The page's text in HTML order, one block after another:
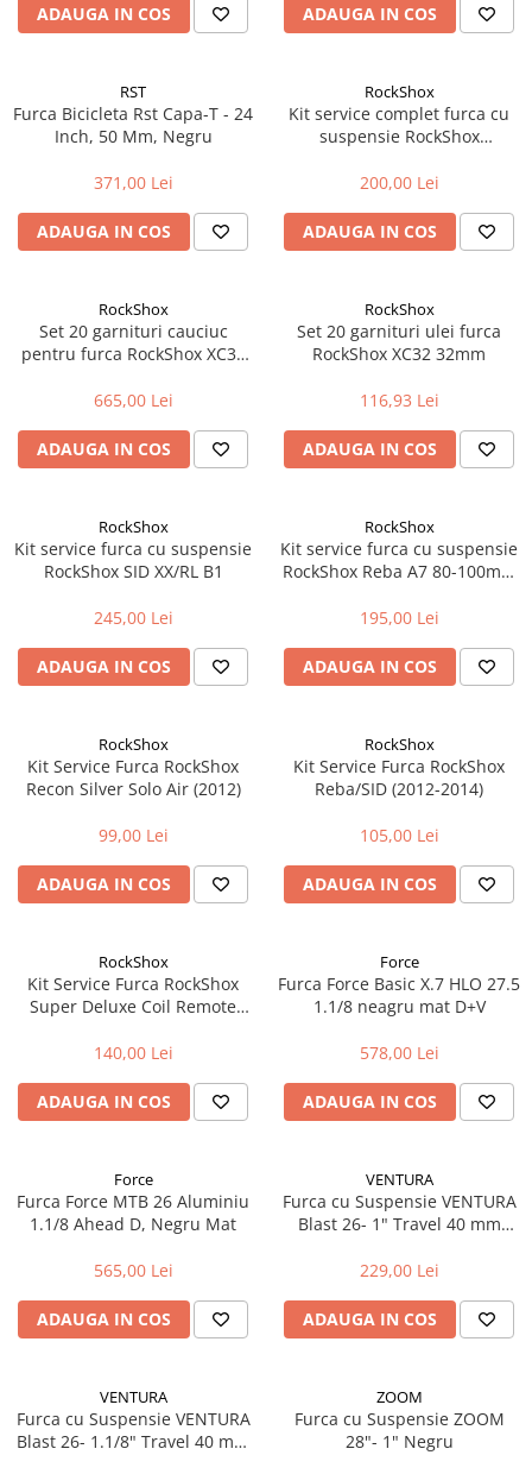
Camera bicicleta
Lant bicicleta
Urechi cadru bicicleta
Mansoane si ghidolina
Ghidoane bicicleta
Pipe ghidon
Cuvete bicicleta
Furci bicicleta
Cabluri si camasi
Frana bicicleta
Placute frana bicicleta
Saboti frana bicicleta
Adaptoare frana bicicleta
Frane pe janta
Accesorii frane bicicleta
Roti bicicleta
Accesorii butuci
Jante bicicleta
Fond de janta
Sei si tija sa bicicleta
Sei
Coliere si cleme sa
Angrenaje bicicleta
Foi angrenaj
Brat pedalier
Schimbator de viteze bicicleta
Schimbatoare fata
Manete schimbator si frana
Manete schimbator bicicleta
Manete mixte frana - schimbator
Rulmenti si coronite
ADAUGA IN COS ADAUGA IN COS
RST
Furca Bicicleta Rst Capa-T - 24
Inch, 50 Mm, Negru
371,00 Lei
ADAUGA IN COS
RockShox
Kit service complet furca cu
suspensie RockShox
200,00 Lei
ADAUGA IN COS
RockShox
Set 20 garnituri cauciuc
pentru furca RockShox XC32
665,00 Lei
ADAUGA IN COS
RockShox
Set 20 garnituri ulei furca
RockShox XC32 32mm
116,93 Lei
ADAUGA IN COS
RockShox
Kit service furca cu suspensie
RockShox SID XX/RL B1
245,00 Lei
ADAUGA IN COS
RockShox
Kit service furca cu suspensie
RockShox Reba A7 80-100mm
120mm(Boost)
195,00 Lei
ADAUGA IN COS
RockShox
Kit Service Furca RockShox
Recon Silver Solo Air (2012)
99,00 Lei
ADAUGA IN COS
RockShox
Kit Service Furca RockShox
Reba/SID (2012-2014)
105,00 Lei
ADAUGA IN COS
RockShox
Kit Service Furca RockShox
Super Deluxe Coil Remote
140,00 Lei
ADAUGA IN COS
Force
Furca Force Basic X.7 HLO 27.5
1.1/8 neagru mat D+V
578,00 Lei
ADAUGA IN COS
Force
Furca Force MTB 26 Aluminiu
1.1/8 Ahead D, Negru Mat
565,00 Lei
ADAUGA IN COS
VENTURA
Furca cu Suspensie VENTURA
Blast 26- 1" Travel 40 mm
229,00 Lei
ADAUGA IN COS
VENTURA
Furca cu Suspensie VENTURA
Blast 26- 1.1/8" Travel 40 mm
ZOOM
Furca cu Suspensie ZOOM
28"- 1" Negru